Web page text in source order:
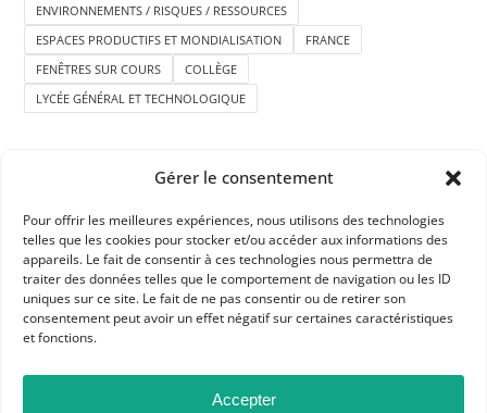
Gérer le consentement
Pour offrir les meilleures expériences, nous utilisons des technologies
telles que les cookies pour stocker et/ou accéder aux informations des
appareils. Le fait de consentir à ces technologies nous permettra de
traiter des données telles que le comportement de navigation ou les ID
uniques sur ce site. Le fait de ne pas consentir ou de retirer son
consentement peut avoir un effet négatif sur certaines caractéristiques
et fonctions.
Accepter
ENVIRONNEMENTS / RISQUES / RESSOURCES
ESPACES PRODUCTIFS ET MONDIALISATION
FRANCE
FENÊTRES SUR COURS
COLLÈGE
LYCÉE GÉNÉRAL ET TECHNOLOGIQUE
APHG
Association des professeurs d'histoire et géographie
BP 6541 – 75065 Paris Cedex 02